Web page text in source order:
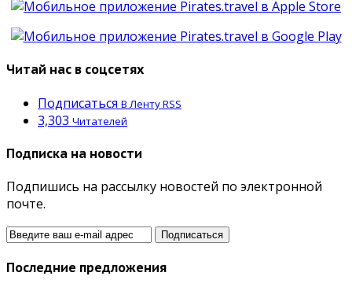
Читай нас в соцсетях
Подписаться В Ленту RSS
3,303 Читателей
Подписка на новости
Подпишись на рассылку новостей по электронной
почте.
Последние предложения